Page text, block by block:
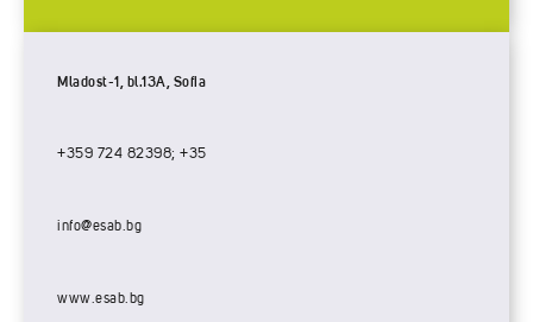
Mladost-1, bl.13A, Sofia
+359 724 82398; +35
info@esab.bg
www.esab.bg